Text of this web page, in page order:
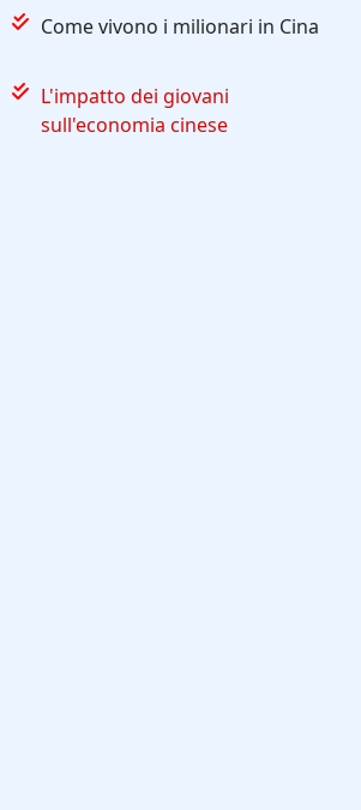
Come vivono i milionari in Cina
L'impatto dei giovani
sull'economia cinese